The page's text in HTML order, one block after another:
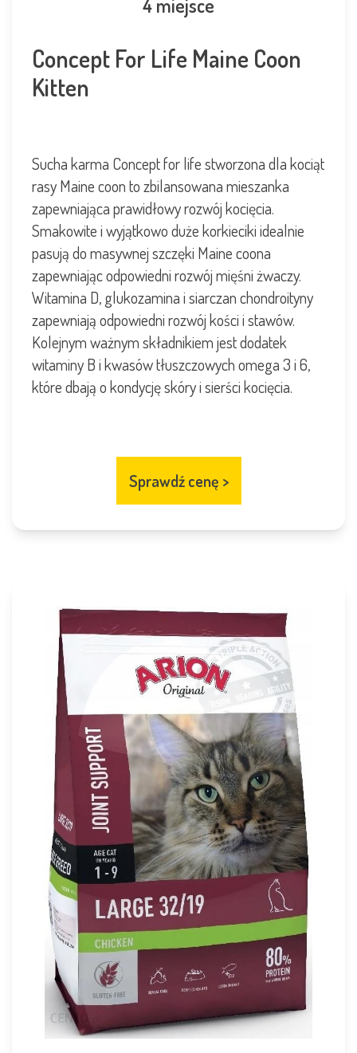
4 miejsce
Concept For Life Maine Coon
Kitten
Sucha karma Concept for life stworzona dla kociąt
rasy Maine coon to zbilansowana mieszanka
zapewniająca prawidłowy rozwój kocięcia.
Smakowite i wyjątkowo duże korkieciki idealnie
pasują do masywnej szczęki Maine coona
zapewniając odpowiedni rozwój mięśni żwaczy.
Witamina D, glukozamina i siarczan chondroityny
zapewniają odpowiedni rozwój kości i stawów.
Kolejnym ważnym składnikiem jest dodatek
witaminy B i kwasów tłuszczowych omega 3 i 6,
które dbają o kondycję skóry i sierści kocięcia.
Sprawdź cenę >